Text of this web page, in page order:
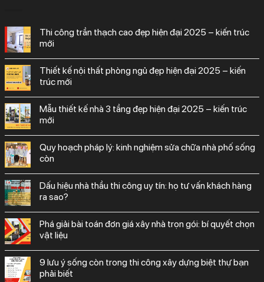
thi công trần thạch cao đẹp hiện đại 2025 – kiến trúc
mới
thiết kế nội thất phòng ngủ đẹp hiện đại 2025 – kiến
trúc mới
mẫu thiết kế nhà 3 tầng đẹp hiện đại 2025 – kiến trúc
mới
quy hoạch pháp lý: kinh nghiệm sửa chữa nhà phố sống
còn
dấu hiệu nhà thầu thi công uy tín: họ tư vấn khách hàng
ra sao?
phá giải bài toán đơn giá xây nhà trọn gói: bí quyết chọn
vật liệu
9 lưu ý sống còn trong thi công xây dựng biệt thự bạn
phải biết